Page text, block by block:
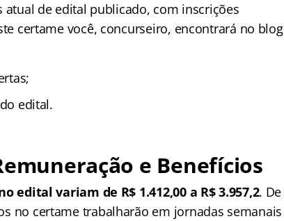
atual de edital publicado, com inscrições
certame você, concurseiro, encontrará no blog
edital.
e Benefícios
edital variam de R$ 1.412,00 a R$ 3.957,2. De
no certame trabalharão em jornadas semanais